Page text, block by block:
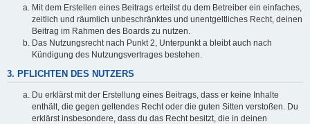
Mit dem Erstellen eines Beitrags erteilst du dem Betreiber ein einfaches,
zeitlich und räumlich unbeschränktes und unentgeltliches Recht, deinen
Beitrag im Rahmen des Boards zu nutzen.
Das Nutzungsrecht nach Punkt 2, Unterpunkt a bleibt auch nach
Kündigung des Nutzungsvertrages bestehen.
3. PFLICHTEN DES NUTZERS
Du erklärst mit der Erstellung eines Beitrags, dass er keine Inhalte
enthält, die gegen geltendes Recht oder die guten Sitten verstoßen. Du
erklärst insbesondere, dass du das Recht besitzt, die in deinen